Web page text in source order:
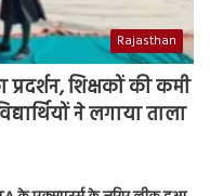
Rajasthan
शिक्षकों की कमी
ने लगाया ताला